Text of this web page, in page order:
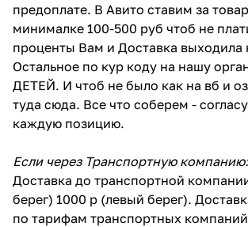
предоплате. В Авито ставим за
минималке 100-500 руб чтоб не
проценты Вам и Доставка выходила
Остальное по кур коду на нашу
ДЕТЕЙ. И чтоб не было как на вб и
туда сюда. Все что соберем -
каждую позицию.
Если через Транспортную компанию:
Доставка до транспортной
берег) 1000 р (левый берег).
по тарифам транспортных компаний